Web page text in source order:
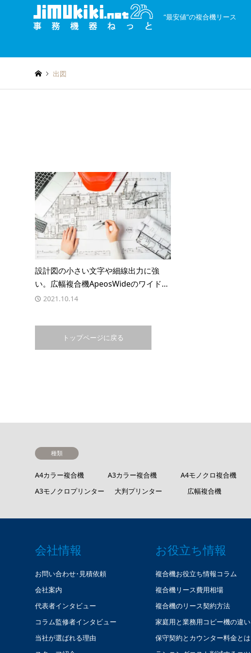
“最安値”の複合機リース
出図
設計図の小さい文字や細線出力に強
い。広幅複合機ApeosWideのワイド…
2021.10.14
トップページに戻る
種類
A4カラー複合機 A3カラー複合機 A4モノクロ複合機
A3モノクロプリンター
大判プリンター 広幅複合機
会社情報
お問い合わせ･見積依頼
会社案内
代表者インタビュー
コラム監修者インタビュー
当社が選ばれる理由
お役立ち情報
複合機お役立ち情報コラム
複合機リース費用相場
複合機のリース契約方法
家庭用と業務用コピー機の違い
保守契約とカウンター料金とは